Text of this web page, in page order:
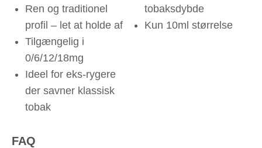
Ren og traditionel
profil – let at holde af
Tilgængelig i
0/6/12/18mg
Ideel for eks-rygere
der savner klassisk
tobak
tobaksdybde
Kun 10ml størrelse
FAQ